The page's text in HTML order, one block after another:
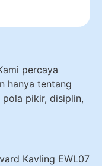
percaya
hanya tentang
pikir, disiplin,
Kavling EWL07